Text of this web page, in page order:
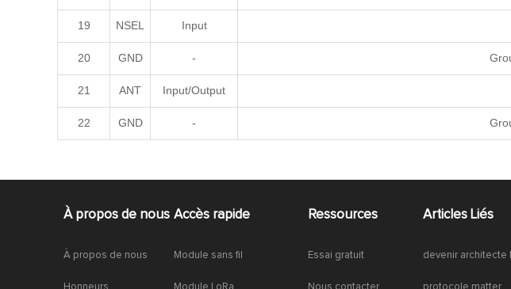
19 NSEL Input
20 GND -
21 ANT Input/Output
22 GND -
À propos de nous
À propos de nous
Accès rapide
Module sans fil
Ressources
Essai gratuit
Articles Liés
devenir architecte